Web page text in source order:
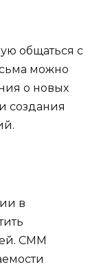
общаться с
можно
о новых
создания
в
СMM